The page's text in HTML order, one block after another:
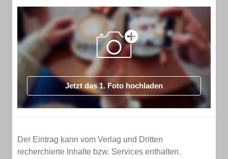
Jetzt das 1. Foto hochladen
Der Eintrag kann vom Verlag und Dritten
recherchierte Inhalte bzw. Services enthalten.